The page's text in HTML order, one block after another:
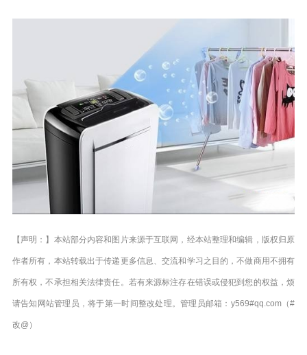
【声明：】本站部分内容和图片来源于互联网，经本站整理和编辑，版权归原
作者所有，本站转载出于传递更多信息、交流和学习之目的，不做商用不拥有
所有权，不承担相关法律责任。若有来源标注存在错误或侵犯到您的权益，烦
请告知网站管理员，将于第一时间整改处理。管理员邮箱：y569#qq.com（#
改@）